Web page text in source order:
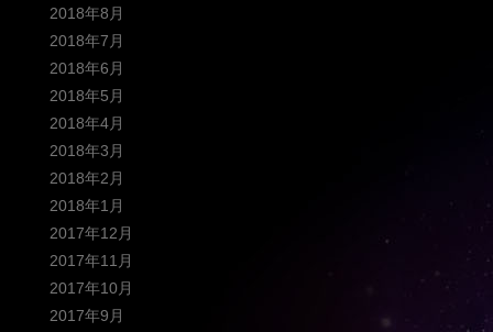
2018年8月
2018年7月
2018年6月
2018年5月
2018年4月
2018年3月
2018年2月
2018年1月
2017年12月
2017年11月
2017年10月
2017年9月